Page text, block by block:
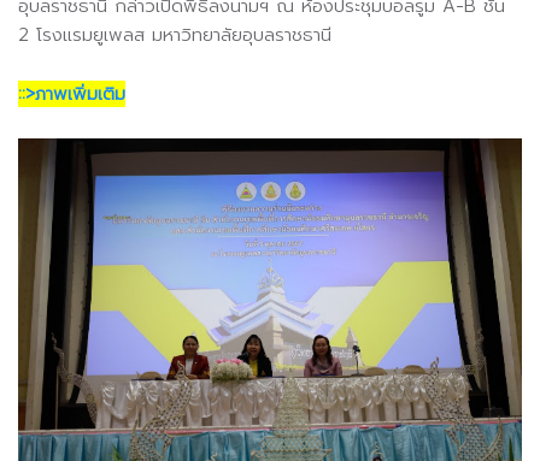
อุบลราชธานี กล่าวเปิดพิธีลงนามฯ ณ ห้องประชุมบอลรูม A-B ชั้น
2 โรงแรมยูเพลส มหาวิทยาลัยอุบลราชธานี
::>ภาพเพิ่มเติม